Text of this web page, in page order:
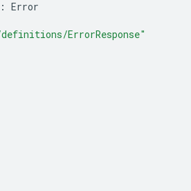
: Error
ErrorResponse"